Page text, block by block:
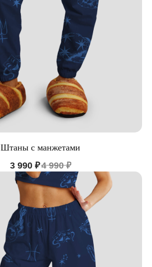
Штаны с манжетами
3 990 ₽4 990 ₽